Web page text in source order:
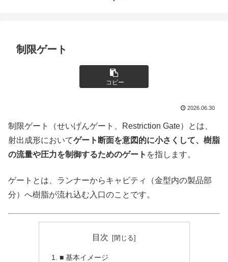
制限ゲート
コピー
2026.06.30
制限ゲート（せいげんゲート、Restriction Gate）とは、
射出成形においてゲート断面を意図的に小さくして、樹脂
の流量や圧力を制御するためのゲート を指します。
ゲートとは、ランナーからキャビティ（金型内の製品部
分）へ樹脂が流れ込む入口のことです。
目次
■ 基本イメージ